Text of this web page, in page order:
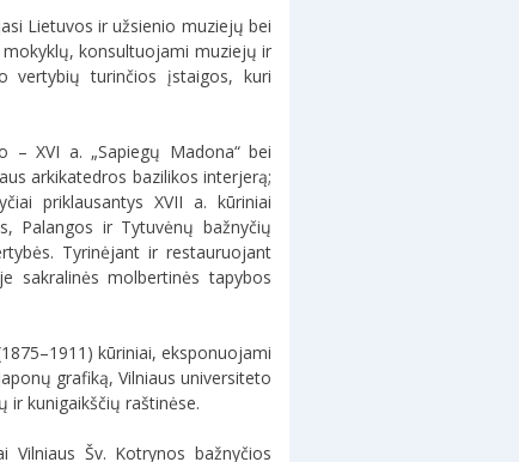
Lietuvos ir užsienio muziejų bei
konsultuojami muziejų ir
vertybių turinčios įstaigos, kuri
– XVI a. „Sapiegų Madona“ bei
arkikatedros bazilikos interjerą;
priklausantys XVII a. kūriniai
Palangos ir Tytuvėnų bažnyčių
Tyrinėjant ir restauruojant
sakralinės molbertinės tapybos
kūriniai, eksponuojami
grafiką, Vilniaus universiteto
ir kunigaikščių raštinėse.
Šv. Kotrynos bažnyčios